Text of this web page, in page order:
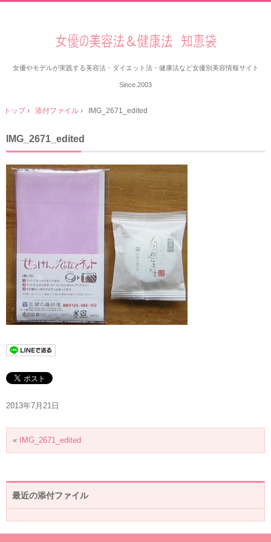
女優やモデルが実践する美容法・ダイエット法・健康法など女優別美容情報サイト
Since.2003
トップ› 添付ファイル › IMG_2671_edited
IMG_2671_edited
2013年7月21日
« IMG_2671_edited
最近の添付ファイル